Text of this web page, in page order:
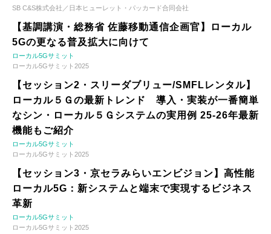
SB C&S株式会社／日本ヒューレット・パッカード合同会社
【基調講演・総務省 佐藤移動通信企画官】ローカル
5Gの更なる普及拡大に向けて
ローカル5Gサミット
ローカル5Gサミット2025
【セッション2・スリーダブリュー/SMFLレンタル】
ローカル５Ｇの最新トレンド 導入・実装が一番簡単
なシン・ローカル５Ｇシステムの実用例 25-26年最新
機能もご紹介
ローカル5Gサミット
ローカル5Gサミット2025
【セッション3・京セラみらいエンビジョン】高性能
ローカル5G：新システムと端末で実現するビジネス
革新
ローカル5Gサミット
ローカル5Gサミット2025